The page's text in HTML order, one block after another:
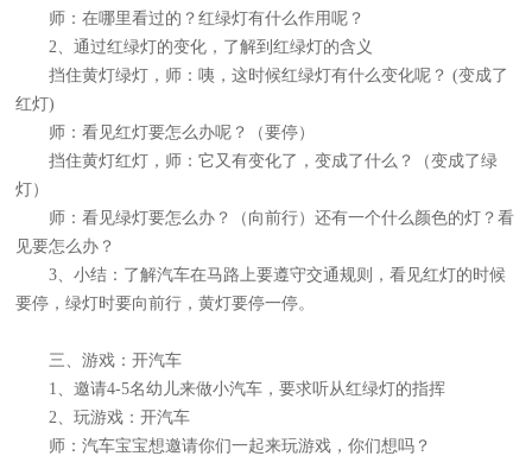
师：在哪里看过的？红绿灯有什么作用呢？
2、通过红绿灯的变化，了解到红绿灯的含义
挡住黄灯绿灯，师：咦，这时候红绿灯有什么变化呢？ (变成了
红灯)
师：看见红灯要怎么办呢？（要停）
挡住黄灯红灯，师：它又有变化了，变成了什么？（变成了绿
灯）
师：看见绿灯要怎么办？（向前行）还有一个什么颜色的灯？看
见要怎么办？
3、小结：了解汽车在马路上要遵守交通规则，看见红灯的时候
要停，绿灯时要向前行，黄灯要停一停。
三、游戏：开汽车
1、邀请4-5名幼儿来做小汽车，要求听从红绿灯的指挥
2、玩游戏：开汽车
师：汽车宝宝想邀请你们一起来玩游戏，你们想吗？